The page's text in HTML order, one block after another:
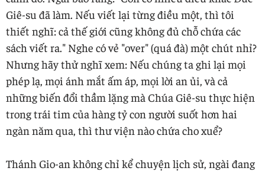
Giê-su đã làm. Nếu viết lại từng điều một, thì tôi
thiết nghĩ: cả thế giới cũng không đủ chỗ chứa các
sách viết ra." Nghe có vẻ "over" (quá đà) một chút nhỉ?
Nhưng hãy thử nghĩ xem: Nếu chúng ta ghi lại mọi
phép lạ, mọi ánh mắt ấm áp, mọi lời an ủi, và cả
những biến đổi thầm lặng mà Chúa Giê-su thực hiện
trong trái tim của hàng tỷ con người suốt hơn hai
ngàn năm qua, thì thư viện nào chứa cho xuể?
Thánh Gio-an không chỉ kể chuyện lịch sử, ngài đang